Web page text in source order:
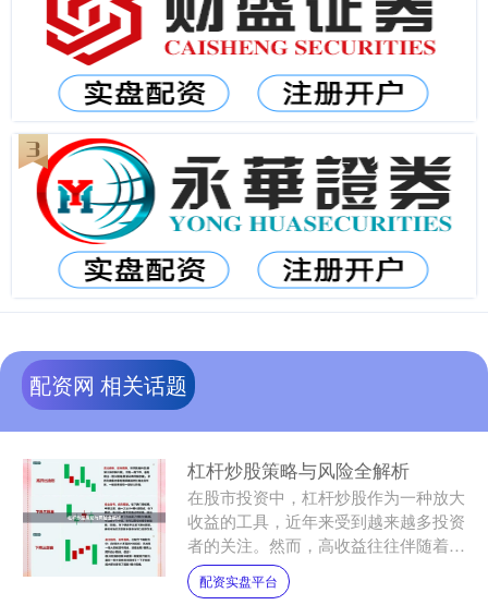
配资网 相关话题
杠杆炒股策略与风险全解析
在股市投资中，杠杆炒股作为一种放大
收益的工具，近年来受到越来越多投资
者的关注。然而，高收益往往伴随着高
风险。本文将全面解析杠杆炒股的核心
策略与潜在风险，帮助投资....
配资实盘平台